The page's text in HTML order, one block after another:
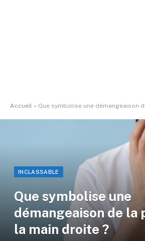
Accueil » Que symbolise une démangeaison de la
INCLASSABLE
Que symbolise une
démangeaison de la
la main droite ?